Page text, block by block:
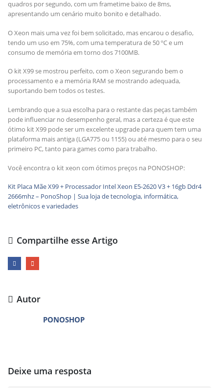
quadros por segundo, com um frametime baixo de 8ms,
apresentando um cenário muito bonito e detalhado.
O Xeon mais uma vez foi bem solicitado, mas encarou o desafio,
tendo um uso em 75%, com uma temperatura de 50 ºC e um
consumo de memória em torno dos 7100MB.
O kit X99 se mostrou perfeito, com o Xeon segurando bem o
processamento e a memória RAM se mostrando adequada,
suportando bem todos os testes.
Lembrando que a sua escolha para o restante das peças também
pode influenciar no desempenho geral, mas a certeza é que este
ótimo kit X99 pode ser um excelente upgrade para quem tem uma
plataforma mais antiga (LGA775 ou 1155) ou até mesmo para o seu
primeiro PC, tanto para games como para trabalho.
Você encontra o kit xeon com ótimos preços na PONOSHOP:
Kit Placa Mãe X99 + Processador Intel Xeon E5-2620 V3 + 16gb Ddr4
2666mhz – PonoShop | Sua loja de tecnologia, informática,
eletrônicos e variedades
Compartilhe esse Artigo
Autor
PONOSHOP
Deixe uma resposta